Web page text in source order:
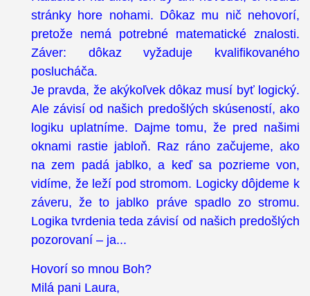
stránky hore nohami. Dôkaz mu nič nehovorí,
pretože nemá potrebné matematické znalosti.
Záver: dôkaz vyžaduje kvalifikovaného
poslucháča.
Je pravda, že akýkoľvek dôkaz musí byť logický.
Ale závisí od našich predošlých skúseností, ako
logiku uplatníme. Dajme tomu, že pred našimi
oknami rastie jabloň. Raz ráno začujeme, ako
na zem padá jablko, a keď sa pozrieme von,
vidíme, že leží pod stromom. Logicky dôjdeme k
záveru, že to jablko práve spadlo zo stromu.
Logika tvrdenia teda závisí od našich predošlých
pozorovaní – ja...
Hovorí so mnou Boh?
Milá pani Laura,